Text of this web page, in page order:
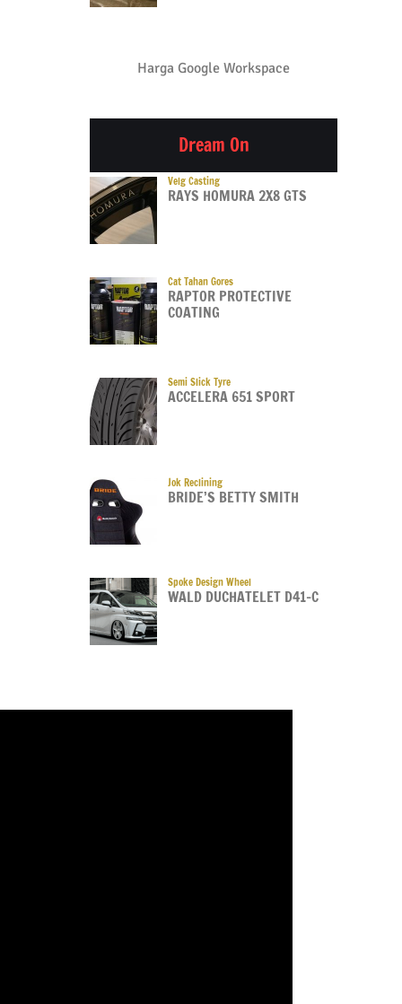
Harga Google Workspace
Dream On
Velg Casting
RAYS HOMURA 2X8 GTS
Cat Tahan Gores
RAPTOR PROTECTIVE
COATING
Semi Slick Tyre
ACCELERA 651 SPORT
Jok Reclining
BRIDE’S BETTY SMITH
Spoke Design Wheel
WALD DUCHATELET D41-C